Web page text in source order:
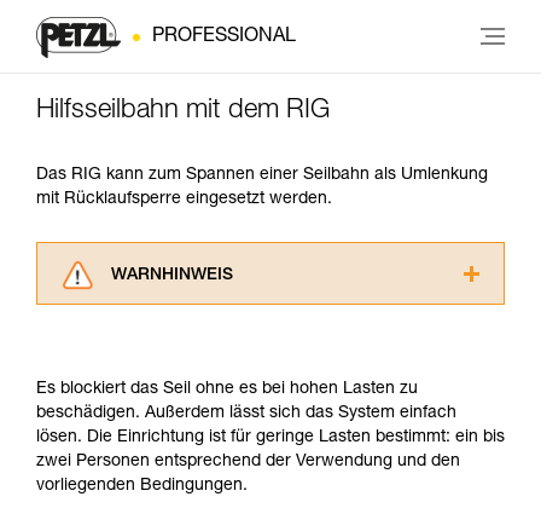
PROFESSIONAL
Hilfsseilbahn mit dem RIG
Das RIG kann zum Spannen einer Seilbahn als Umlenkung
mit Rücklaufsperre eingesetzt werden.
WARNHINWEIS
ziehen. Um diese Zusatzinformationen
verstehen zu können, müssen Sie zuerst die in
der Gebrauchsanweisung enthaltenen
Informationen richtig verstanden haben.
Die Beherrschung dieser Techniken setzt eine
Es blockiert das Seil ohne es bei hohen Lasten zu
beschädigen. Außerdem lässt sich das System einfach
lösen. Die Einrichtung ist für geringe Lasten bestimmt: ein bis
zwei Personen entsprechend der Verwendung und den
vorliegenden Bedingungen.